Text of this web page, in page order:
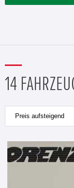
14
Preis aufsteigend